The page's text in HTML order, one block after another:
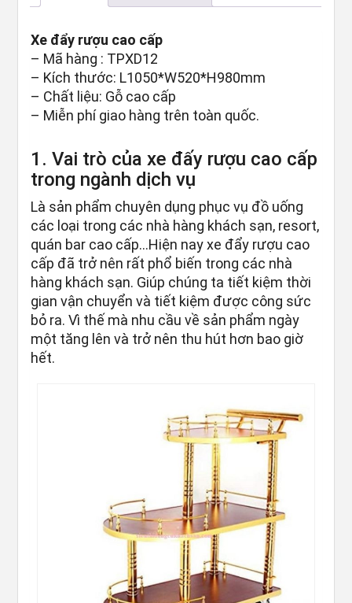
Xe đẩy rượu cao cấp
– Mã hàng : TPXD12
– Kích thước: L1050*W520*H980mm
– Chất liệu: Gỗ cao cấp
– Miễn phí giao hàng trên toàn quốc.
1. Vai trò của xe đấy rượu cao cấp
trong ngành dịch vụ
Là sản phẩm chuyên dụng phục vụ đồ uống
các loại trong các nhà hàng khách sạn, resort,
quán bar cao cấp…Hiện nay xe đẩy rượu cao
cấp đã trở nên rất phổ biến trong các nhà
hàng khách sạn. Giúp chúng ta tiết kiệm thời
gian vận chuyển và tiết kiệm được công sức
bỏ ra. Vì thế mà nhu cầu về sản phẩm ngày
một tăng lên và trở nên thu hút hơn bao giờ
hết.